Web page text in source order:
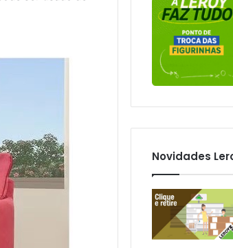
Novidades